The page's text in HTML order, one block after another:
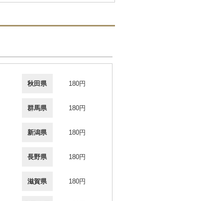
秋田県 180円
群馬県 180円
新潟県 180円
長野県 180円
滋賀県 180円